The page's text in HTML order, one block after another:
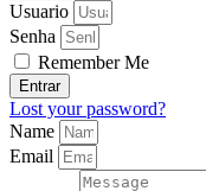
Usuario
Senha
Remember Me
Entrar
Lost your password?
Name
Email